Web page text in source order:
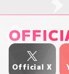
Official X